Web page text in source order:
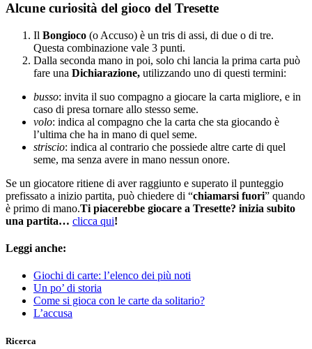
Alcune curiosità del gioco del Tresette
Il Bongioco (o Accuso) è un tris di assi, di due o di tre.
Questa combinazione vale 3 punti.
Dalla seconda mano in poi, solo chi lancia la prima carta può
fare una Dichiarazione, utilizzando uno di questi termini:
busso: invita il suo compagno a giocare la carta migliore, e in
caso di presa tornare allo stesso seme.
volo: indica al compagno che la carta che sta giocando è
l’ultima che ha in mano di quel seme.
striscio: indica al contrario che possiede altre carte di quel
seme, ma senza avere in mano nessun onore.
Se un giocatore ritiene di aver raggiunto e superato il punteggio
prefissato a inizio partita, può chiedere di “chiamarsi fuori” quando
è primo di mano.Ti piacerebbe giocare a Tresette? inizia subito
una partita… clicca qui!
Leggi anche:
Giochi di carte: l’elenco dei più noti
Un po’ di storia
Come si gioca con le carte da solitario?
L’accusa
Ricerca